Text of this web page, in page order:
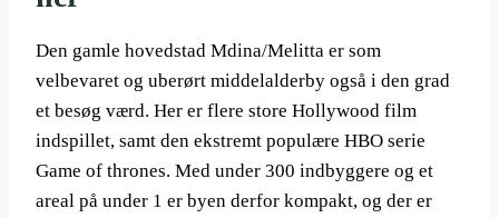
Den gamle hovedstad Mdina/Melitta er som
velbevaret og uberørt middelalderby også i den grad
et besøg værd. Her er flere store Hollywood film
indspillet, samt den ekstremt populære HBO serie
Game of thrones. Med under 300 indbyggere og et
areal på under 1 er byen derfor kompakt, og der er